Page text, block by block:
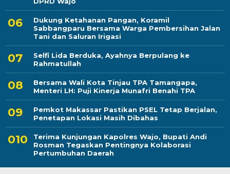
Dukung Ketahanan Pangan, Koramil
Sabbangparu Bersama Warga Pembersihan Jalan
Tani dan Saluran Irigasi
Selfi Lida Berduka, Ayahnya Berpulang ke
Rahmatullah
Bersama Wali Kota Tinjau TPA Tamangapa,
Menteri LH: Puji Kinerja Munafri Benahi TPA
Pemkot Makassar Pastikan PSEL Tetap Berjalan,
Penetapan Lokasi Masih Dibahas
Terima Kunjungan Kapolres Wajo, Bupati Andi
Rosman Tegaskan Pentingnya Kolaborasi
Pertumbuhan Daerah